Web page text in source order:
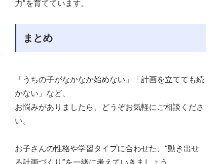
力”を育てています。
まとめ
「うちの子がなかなか始めない」「計画を立てても続
かない」など、
お悩みがありましたら、どうぞお気軽にご相談くださ
い。
お子さんの性格や学習タイプに合わせた、“動き出せ